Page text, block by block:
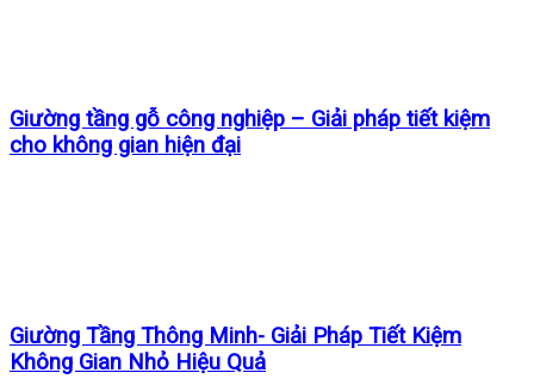
Giường tầng gỗ công nghiệp – Giải pháp tiết kiệm
cho không gian hiện đại
Giường Tầng Thông Minh- Giải Pháp Tiết Kiệm
Không Gian Nhỏ Hiệu Quả